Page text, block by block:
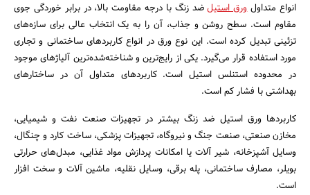
جستجو
انواع متداولورق استیلضد زنگ با درجه مقاومت بالا، در برابر خوردگی جوی
مقاوم است. سطح روشن و جذاب، آن را به یک انتخاب عالی برای سازه‌های
تزئینی تبدیل کرده است. این نوع ورق در انواع کاربردهای ساختمانی و تجاری
مورد استفاده قرار می‌گیرد. یکی از رایج‌ترین و شناخته‌شده‌ترین آلیاژهای موجود
در محدوده استنلس استیل است. کاربردهای متداول آن در ساختارهای
بهداشتی با فشار کم است.
کاربردها ورق استیل ضد زنگ بیشتر در تجهیزات صنعت نفت و شیمیایی،
مخازن صنعتی، صنعت جنگ و نیروگاه، تجهیزات پزشکی، ساخت کارد و چنگال،
وسایل آشپزخانه، شیر آلات یا امکانات پردازش مواد غذایی، مبدل‌های حرارتی
بویلر، مصارف ساختمانی، پله برقی، وسایل نقلیه، ماشین آلات و سخت افزار
است.